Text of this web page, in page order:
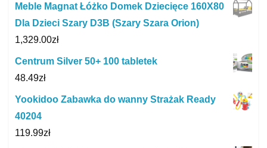
Meble Magnat Łóżko Domek Dziecięce 160X80
Dla Dzieci Szary D3B (Szary Szara Orion)
1,329.00zł
Centrum Silver 50+ 100 tabletek
48.49zł
Yookidoo Zabawka do wanny Strażak Ready
40204
119.99zł